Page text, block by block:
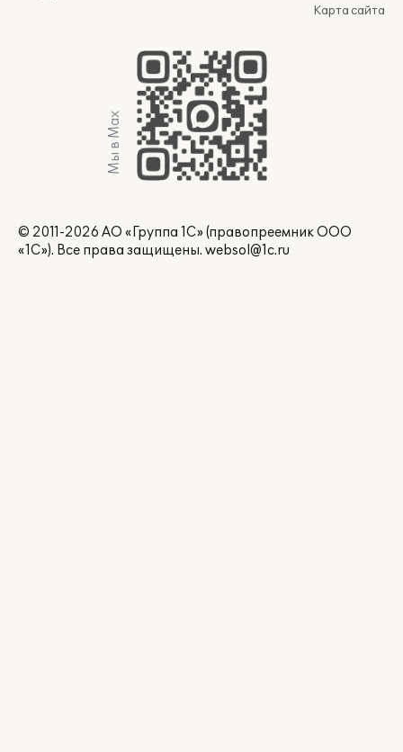
Карта сайта
Мы в Max
© 2011-2026 АО «Группа 1С» (правопреемник ООО
«1С»). Все права защищены. websol@1c.ru